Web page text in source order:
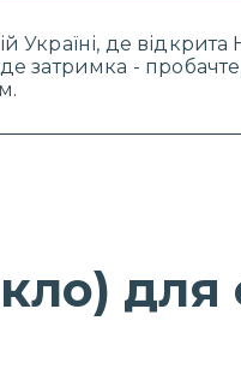
Україні, де
затримка -